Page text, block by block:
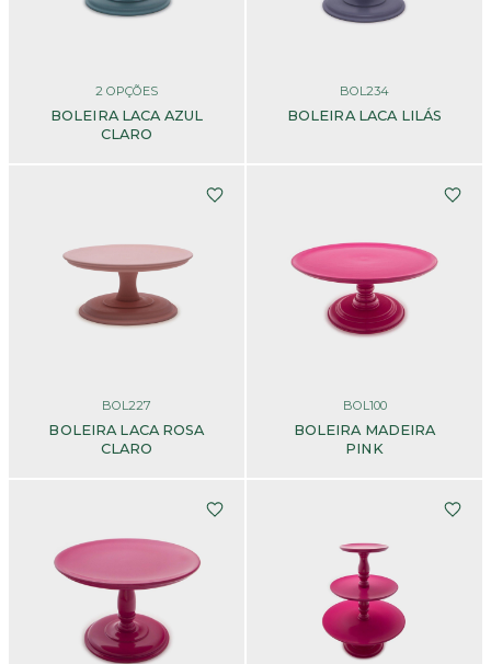
2 OPÇÕES
BOLEIRA LACA AZUL
CLARO
BOL234
BOLEIRA LACA LILÁS
BOL227
BOLEIRA LACA ROSA
CLARO
BOL100
BOLEIRA MADEIRA
PINK